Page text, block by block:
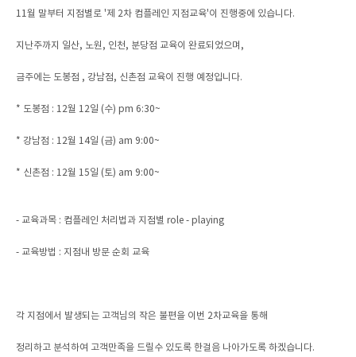
11월 말부터 지점별로 '제 2차 컴플레인 지점교육'이 진행중에 있습니다.
지난주까지 일산, 노원, 인천, 분당점 교육이 완료되었으며,
금주에는 도봉점 , 강남점, 신촌점 교육이 진행 예정입니다.
* 도봉점 : 12월 12일 (수) pm 6:30~
* 강남점 : 12월 14일 (금) am 9:00~
* 신촌점 : 12월 15일 (토) am 9:00~
- 교육과목 : 컴플레인 처리법과 지점별 role - playing
- 교육방법 : 지점내 방문 순회 교육
각 지점에서 발생되는 고객님의 작은 불편을 이번 2차교육을 통해
정리하고 분석하여 고객만족을 드릴수 있도록 한걸음 나아가도록 하겠습니다.